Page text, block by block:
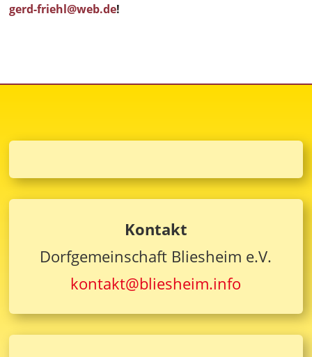
gerd-friehl@web.de!
Kontakt
Dorfgemeinschaft Bliesheim e.V.
kontakt@bliesheim.info